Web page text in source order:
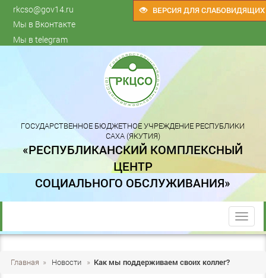
ВЕРСИЯ ДЛЯ СЛАБОВИДЯЩИХ
rkcso@gov14.ru
Мы в Вконтакте
Мы в telegram
ГОСУДАРСТВЕННОЕ БЮДЖЕТНОЕ УЧРЕЖДЕНИЕ РЕСПУБЛИКИ
САХА (ЯКУТИЯ)
«РЕСПУБЛИКАНСКИЙ КОМПЛЕКСНЫЙ
ЦЕНТР
СОЦИАЛЬНОГО ОБСЛУЖИВАНИЯ»
trk
Главная » Новости » Как мы поддерживаем своих коллег?